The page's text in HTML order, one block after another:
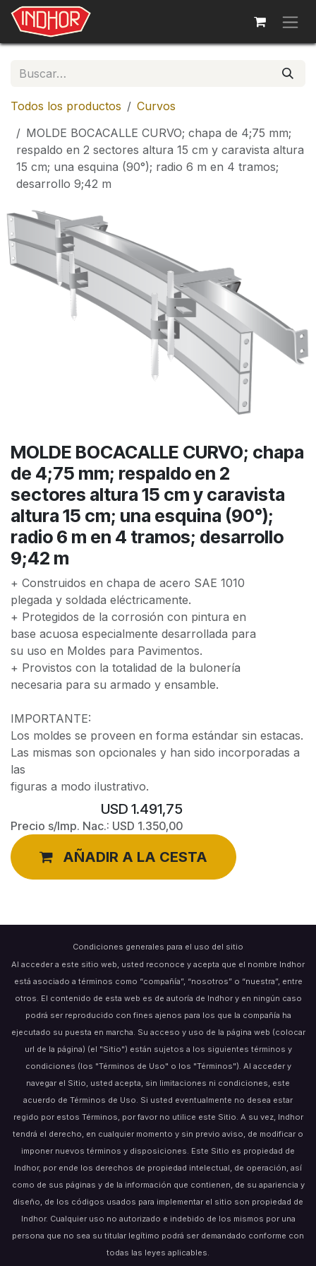
Ir al contenido
Todos los productos
Curvos
MOLDE BOCACALLE CURVO; chapa de 4;75 mm;
respaldo en 2 sectores altura 15 cm y caravista altura
15 cm; una esquina (90°); radio 6 m en 4 tramos;
desarrollo 9;42 m
MOLDE BOCACALLE CURVO; chapa
de 4;75 mm; respaldo en 2
sectores altura 15 cm y caravista
altura 15 cm; una esquina (90°);
radio 6 m en 4 tramos; desarrollo
9;42 m
+ Construidos en chapa de acero SAE 1010
plegada y soldada eléctricamente.
+ Protegidos de la corrosión con pintura en
base acuosa especialmente desarrollada para
su uso en Moldes para Pavimentos.
+ Provistos con la totalidad de la bulonería
necesaria para su armado y ensamble.
IMPORTANTE:
Los moldes se proveen en forma estándar sin estacas.
Las mismas son opcionales y han sido incorporadas a
las
figuras a modo ilustrativo.
USD 1.491,75
Precio s/Imp. Nac.: USD 1.350,00
AÑADIR A LA CESTA
Condiciones generales para el uso del sitio
Al acceder a este sitio web, usted reconoce y acepta que el nombre Indhor
está asociado a términos como “compañía”, “nosotros” o “nuestra”, entre
otros. El contenido de esta web es de autoría de Indhor y en ningún caso
podrá ser reproducido con fines ajenos para los que la compañía ha
ejecutado su puesta en marcha. Su acceso y uso de la página web (colocar
url de la página) (el "Sitio") están sujetos a los siguientes términos y
condiciones (los "Términos de Uso" o los "Términos"). Al acceder y
navegar el Sitio, usted acepta, sin limitaciones ni condiciones, este
acuerdo de Términos de Uso. Si usted eventualmente no desea estar
regido por estos Términos, por favor no utilice este Sitio. A su vez, Indhor
tendrá el derecho, en cualquier momento y sin previo aviso, de modificar o
imponer nuevos términos y disposiciones. Este Sitio es propiedad de
Indhor, por ende los derechos de propiedad intelectual, de operación, así
como de sus páginas y de la información que contienen, de su apariencia y
diseño, de los códigos usados para implementar el sitio son propiedad de
Indhor. Cualquier uso no autorizado e indebido de los mismos por una
persona que no sea su titular legítimo podrá ser demandado conforme con
todas las leyes aplicables.